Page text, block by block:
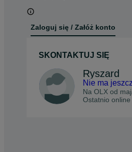
Zaloguj się / Załóż konto
SKONTAKTUJ SIĘ
Ryszard
Nie ma
Na OLX od
Ostatnio